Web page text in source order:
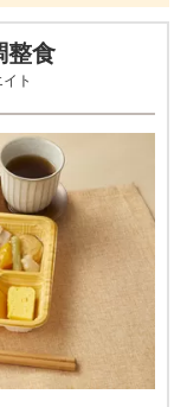
く質：24.6g、脂
ナトリウム：
当献立の一例と
供可能なメニュ
。
の栄養素例
前後
整食
ト